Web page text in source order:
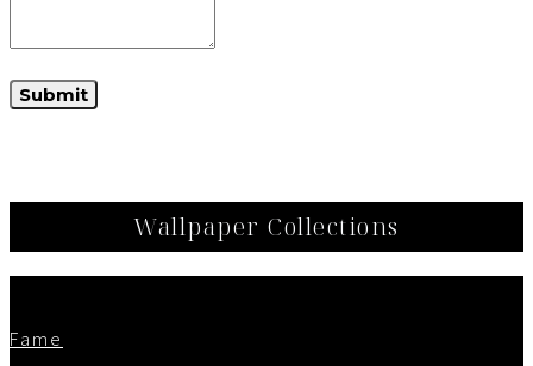
Wallpaper Collections
Fame